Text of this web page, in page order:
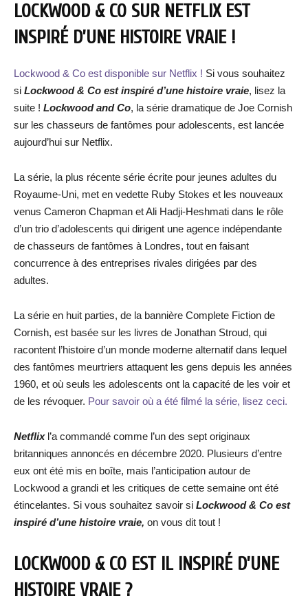
LOCKWOOD & CO SUR NETFLIX EST
INSPIRÉ D’UNE HISTOIRE VRAIE !
Lockwood & Co est disponible sur Netflix ! Si vous souhaitez
si Lockwood & Co est inspiré d’une histoire vraie, lisez la
suite ! Lockwood and Co, la série dramatique de Joe Cornish
sur les chasseurs de fantômes pour adolescents, est lancée
aujourd’hui sur Netflix.
La série, la plus récente série écrite pour jeunes adultes du
Royaume-Uni, met en vedette Ruby Stokes et les nouveaux
venus Cameron Chapman et Ali Hadji-Heshmati dans le rôle
d’un trio d’adolescents qui dirigent une agence indépendante
de chasseurs de fantômes à Londres, tout en faisant
concurrence à des entreprises rivales dirigées par des
adultes.
La série en huit parties, de la bannière Complete Fiction de
Cornish, est basée sur les livres de Jonathan Stroud, qui
racontent l’histoire d’un monde moderne alternatif dans lequel
des fantômes meurtriers attaquent les gens depuis les années
1960, et où seuls les adolescents ont la capacité de les voir et
de les révoquer. Pour savoir où a été filmé la série, lisez ceci.
Netflixl’a commandé comme l’un des sept originaux
britanniques annoncés en décembre 2020. Plusieurs d’entre
eux ont été mis en boîte, mais l’anticipation autour de
Lockwood a grandi et les critiques de cette semaine ont été
étincelantes. Si vous souhaitez savoir si Lockwood & Co est
inspiré d’une histoire vraie, on vous dit tout !
LOCKWOOD & CO EST IL INSPIRÉ D’UNE
HISTOIRE VRAIE ?